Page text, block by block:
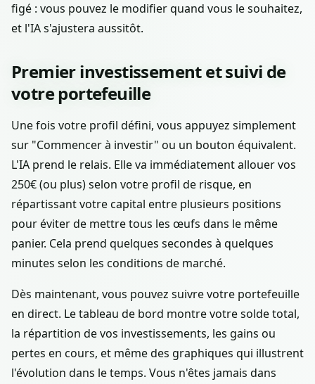
figé : vous pouvez le modifier quand vous le souhaitez,
et l'IA s'ajustera aussitôt.
Premier investissement et suivi de
votre portefeuille
Une fois votre profil défini, vous appuyez simplement
sur "Commencer à investir" ou un bouton équivalent.
L'IA prend le relais. Elle va immédiatement allouer vos
250€ (ou plus) selon votre profil de risque, en
répartissant votre capital entre plusieurs positions
pour éviter de mettre tous les œufs dans le même
panier. Cela prend quelques secondes à quelques
minutes selon les conditions de marché.
Dès maintenant, vous pouvez suivre votre portefeuille
en direct. Le tableau de bord montre votre solde total,
la répartition de vos investissements, les gains ou
pertes en cours, et même des graphiques qui illustrent
l'évolution dans le temps. Vous n'êtes jamais dans